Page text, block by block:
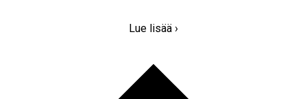
Lue lisää ›